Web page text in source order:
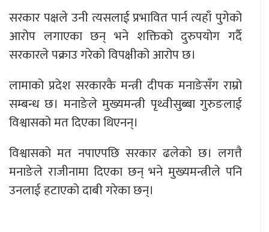
सरकार पक्षले उनी त्यसलाई प्रभावित पार्न त्यहाँ पुगेको
आरोप लगाएका छन् भने शक्तिको दुरुपयोग गर्दै
सरकारले पक्राउ गरेको विपक्षीको आरोप छ।
लामाको प्रदेश सरकारकै मन्त्री दीपक मनाङेसँग राम्रो
सम्बन्ध छ। मनाङेले मुख्यमन्त्री पृथ्वीसुब्बा गुरुङलाई
विश्वासको मत दिएका थिएनन्।
विश्वासको मत नपाएपछि सरकार ढलेको छ। लगत्तै
मनाङेले राजीनामा दिएका छन् भने मुख्यमन्त्रीले पनि
उनलाई हटाएको दाबी गरेका छन्।